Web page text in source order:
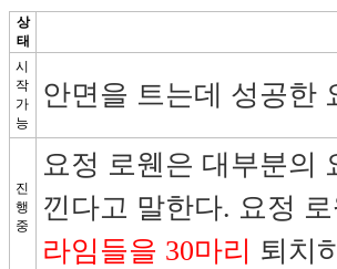
상
태
시
작
가
능
안면을 트는데 성공한
진
행
중
요정 로웬은 대부분의
낀다고 말한다. 요정
라임들을 30마리 퇴치